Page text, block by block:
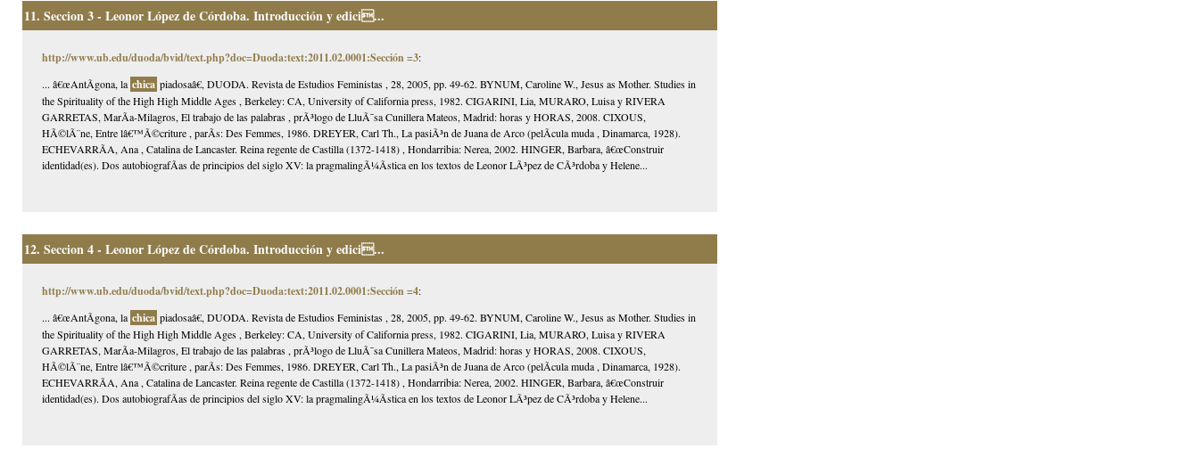
11. Seccion 3 - Leonor López de Córdoba. Introducción y edici...
http://www.ub.edu/duoda/bvid/text.php?doc=Duoda:text:2011.02.0001:Sección =3:
... â€œAntÃ­gona, la chica piadosaâ€, DUODA. Revista de Estudios Feministas , 28, 2005, pp. 49-62. BYNUM, Caroline W., Jesus as Mother. Studies in
the Spirituality of the High High Middle Ages , Berkeley: CA, University of California press, 1982. CIGARINI, Lia, MURARO, Luisa y RIVERA
GARRETAS, MarÃ­a-Milagros, El trabajo de las palabras , prÃ³logo de LluÃ¯sa Cunillera Mateos, Madrid: horas y HORAS, 2008. CIXOUS,
HÃ©lÃ¨ne, Entre lâ€™Ã©criture , parÃ­s: Des Femmes, 1986. DREYER, Carl Th., La pasiÃ³n de Juana de Arco (pelÃ­cula muda , Dinamarca, 1928).
ECHEVARRÃA, Ana , Catalina de Lancaster. Reina regente de Castilla (1372-1418) , Hondarribia: Nerea, 2002. HINGER, Barbara, â€œConstruir
identidad(es). Dos autobiografÃ­as de principios del siglo XV: la pragmalingÃ¼Ã­stica en los textos de Leonor LÃ³pez de CÃ³rdoba y Helene...
12. Seccion 4 - Leonor López de Córdoba. Introducción y edici...
http://www.ub.edu/duoda/bvid/text.php?doc=Duoda:text:2011.02.0001:Sección =4:
... â€œAntÃ­gona, la chica piadosaâ€, DUODA. Revista de Estudios Feministas , 28, 2005, pp. 49-62. BYNUM, Caroline W., Jesus as Mother. Studies in
the Spirituality of the High High Middle Ages , Berkeley: CA, University of California press, 1982. CIGARINI, Lia, MURARO, Luisa y RIVERA
GARRETAS, MarÃ­a-Milagros, El trabajo de las palabras , prÃ³logo de LluÃ¯sa Cunillera Mateos, Madrid: horas y HORAS, 2008. CIXOUS,
HÃ©lÃ¨ne, Entre lâ€™Ã©criture , parÃ­s: Des Femmes, 1986. DREYER, Carl Th., La pasiÃ³n de Juana de Arco (pelÃ­cula muda , Dinamarca, 1928).
ECHEVARRÃA, Ana , Catalina de Lancaster. Reina regente de Castilla (1372-1418) , Hondarribia: Nerea, 2002. HINGER, Barbara, â€œConstruir
identidad(es). Dos autobiografÃ­as de principios del siglo XV: la pragmalingÃ¼Ã­stica en los textos de Leonor LÃ³pez de CÃ³rdoba y Helene...